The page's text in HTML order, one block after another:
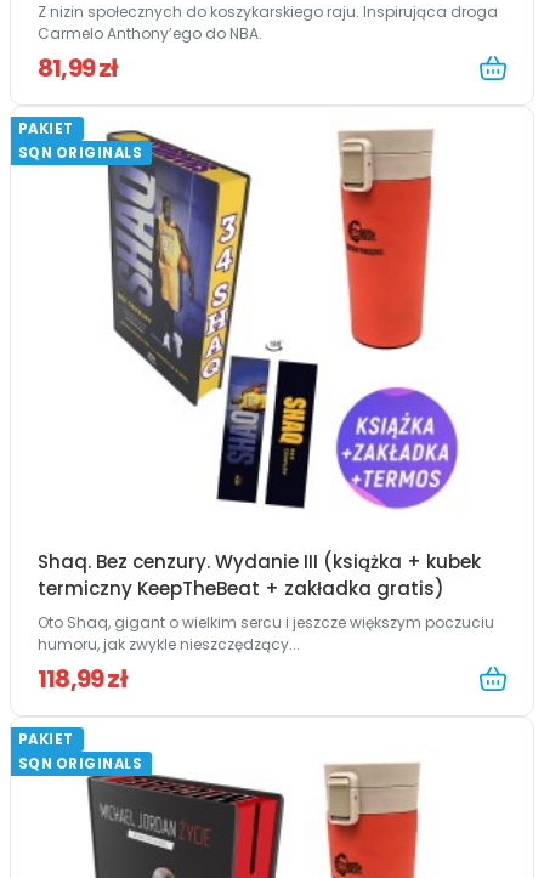
Z nizin społecznych do koszykarskiego raju. Inspirująca droga
Carmelo Anthony’ego do NBA.
81,99 zł
PAKIET
SQN ORIGINALS
Shaq. Bez cenzury. Wydanie III (książka + kubek
termiczny KeepTheBeat + zakładka gratis)
Oto Shaq, gigant o wielkim sercu i jeszcze większym poczuciu
humoru, jak zwykle nieszczędzący...
118,99 zł
PAKIET
SQN ORIGINALS